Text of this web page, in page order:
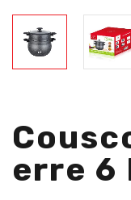
Erre 6